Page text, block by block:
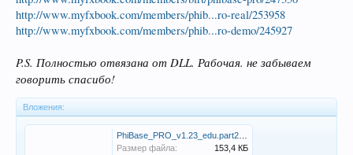
http://www.myfxbook.com/members/phib...ro-real/253958
http://www.myfxbook.com/members/phib...ro-demo/245927
P.S. Полностью отвязана от DLL. Рабочая. не забываем
говорить спасибо!
Вложения:
Размер файла:
153,4 КБ